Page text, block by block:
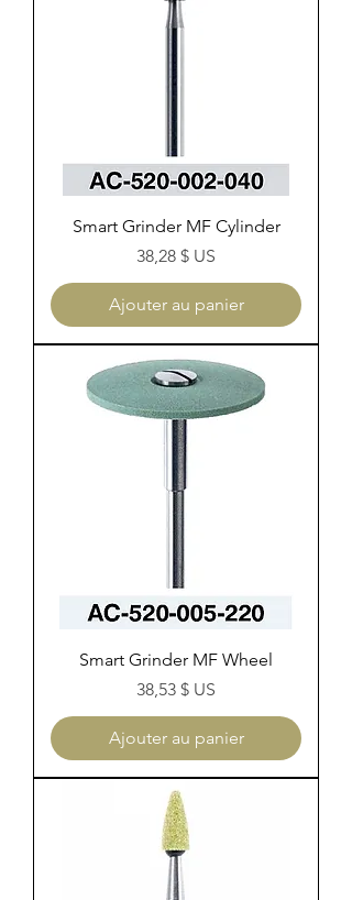
Smart Grinder MF Cylinder
Prix
38,28 $ US
Ajouter au panier
Smart Grinder MF Wheel
Prix
38,53 $ US
Ajouter au panier